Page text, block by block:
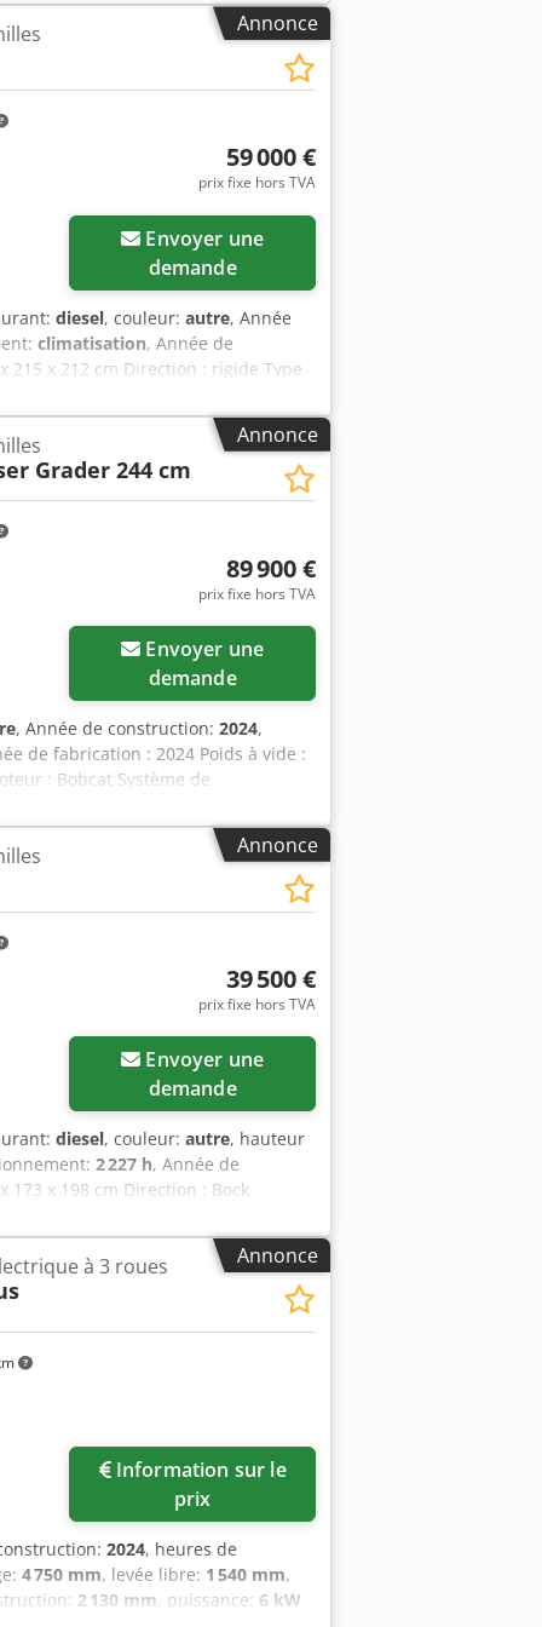
Annonce
59 000 €
prix fixe hors TVA
demande
diesel, couleur: autre, Année
climatisation, Année de
215 x 212 cm Direction : rigide Type
CE : oui État technique : très bon
hydraulique - Phare(s) de travail -
Nxtjfx Ahksck - Radio =
Général Pays de fabrication :
vitesses de translation, suspension
hydraulique, radio, siège à
Annonce
Grader 244 cm
89 900 €
prix fixe hors TVA
demande
, Année de construction: 2024,
de fabrication : 2024 Poids à vide :
: Bobcat Système de
État visuel : très bon = Autres
Ventilateur - Chenilles en
Bluetooth - Gyrophare - Deux
Tier IV final Généralités Pays de
lame de nivellement HD 96 / 244
hydraulique, 2 vitesses, grand
Highflow La lame de nivellement
LR410. D’autres accessoires sont
Annonce
39 500 €
prix fixe hors TVA
demande
diesel, couleur: autre, hauteur
2 227 h, Année de
173 x 198 cm Direction : Bock
État visuel : très bon = Autres
D D Rzspfx Ahkeck = Remarques =
: CE Cabine fermée avec
deluxe
Annonce
à 3 roues
Information sur le
prix
2024, heures de
4 750 mm, levée libre: 1 540 mm,
2 130 mm, puissance: 6 kW